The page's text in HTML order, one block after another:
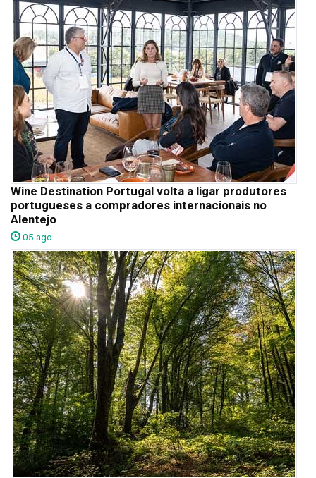
Wine Destination Portugal volta a ligar produtores
portugueses a compradores internacionais no
Alentejo
05 ago